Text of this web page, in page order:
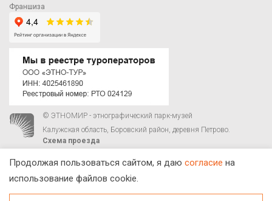
Франшиза
© ЭТНОМИР - этнографический парк-музей
Калужская область, Боровский район, деревня Петрово.
Схема проезда
Продолжая пользоваться сайтом, я даю согласие на
использование файлов cookie.